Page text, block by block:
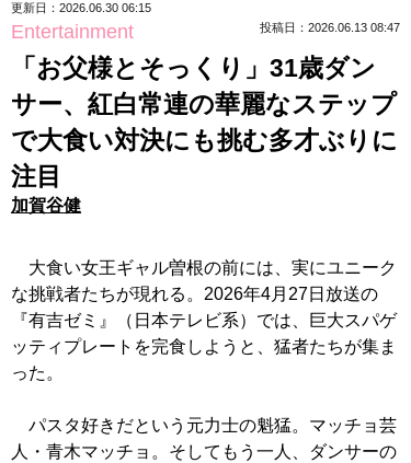
更新日：2026.06.30 06:15
Entertainment 投稿日：2026.06.13 08:47
「お父様とそっくり」31歳ダン
サー、紅白常連の華麗なステップ
で大食い対決にも挑む多才ぶりに
注目
加賀谷健
大食い女王ギャル曽根の前には、実にユニーク
な挑戦者たちが現れる。2026年4月27日放送の
『有吉ゼミ』（日本テレビ系）では、巨大スパゲ
ッティプレートを完食しようと、猛者たちが集ま
った。
パスタ好きだという元力士の魁猛。マッチョ芸
人・青木マッチョ。そしてもう一人、ダンサーの